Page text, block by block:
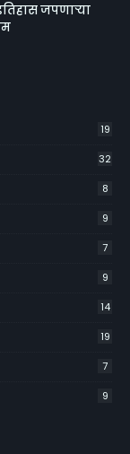
जपणाऱ्या
19
32
8
9
7
9
14
19
7
9